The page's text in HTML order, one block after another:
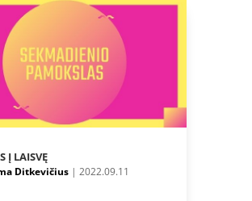
Į LAISVĘ
Ditkevičius| 2022.09.11